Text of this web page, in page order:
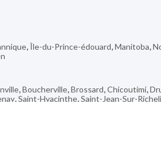
,Île-du-Prince-édouard,Manitoba,
,Boucherville,Brossard,Chicoutimi,
,Saint-Hyacinthe,Saint-Jean-Sur-